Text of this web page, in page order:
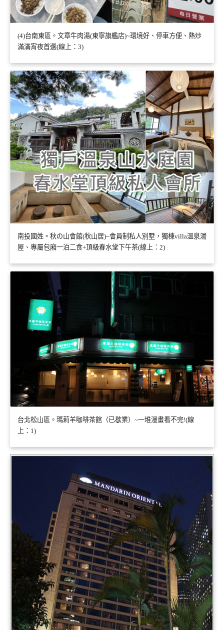
(4)台南東區。文章牛肉湯(東寧旗艦店)~環境好、停車方便、熱炒
滿滿宵夜首選(線上：3)
南投國姓。秋の山會館(秋山居)~會員制私人別墅，獨棟villa溫泉湯
屋、專屬包廂一泊二食+頂級春水堂下午茶(線上：2)
台北松山區。瑪莉羊咖啡茶館（已歇業）~一堆漫畫看不完!(線
上：1)